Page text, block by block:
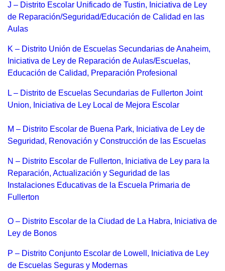
J – Distrito Escolar Unificado de Tustin, Iniciativa de Ley
de Reparación/Seguridad/Educación de Calidad en las
Aulas
K – Distrito Unión de Escuelas Secundarias de Anaheim,
Iniciativa de Ley de Reparación de Aulas/Escuelas,
Educación de Calidad, Preparación Profesional
L – Distrito de Escuelas Secundarias de Fullerton Joint
Union, Iniciativa de Ley Local de Mejora Escolar
M – Distrito Escolar de Buena Park, Iniciativa de Ley de
Seguridad, Renovación y Construcción de las Escuelas
N – Distrito Escolar de Fullerton, Iniciativa de Ley para la
Reparación, Actualización y Seguridad de las
Instalaciones Educativas de la Escuela Primaria de
Fullerton
O – Distrito Escolar de la Ciudad de La Habra, Iniciativa de
Ley de Bonos
P – Distrito Conjunto Escolar de Lowell, Iniciativa de Ley
de Escuelas Seguras y Modernas